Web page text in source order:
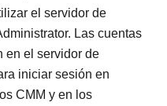
el servidor de
. Las cuentas
en el servidor de
iniciar sesión en
CMM y en los